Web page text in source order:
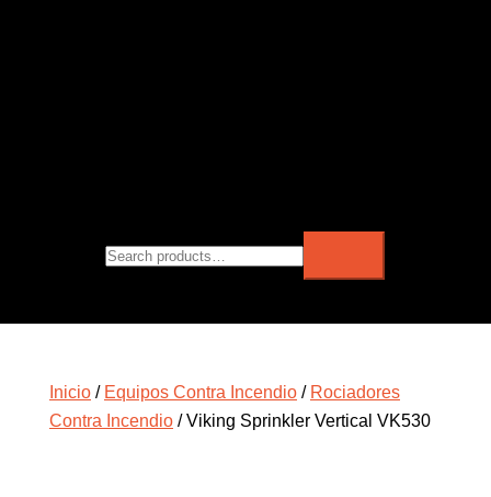
Inicio / Equipos Contra Incendio / Rociadores
Contra Incendio / Viking Sprinkler Vertical VK530